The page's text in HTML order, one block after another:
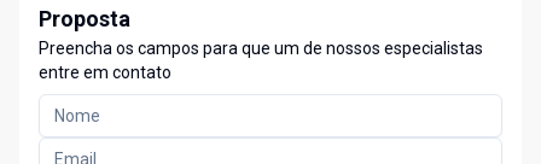
Proposta
Preencha os campos para que um de nossos especialistas
entre em contato